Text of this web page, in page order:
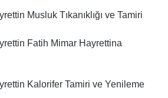
Musluk Tıkanıklığı ve Tamiri
Fatih Mimar Hayrettina
Kalorifer Tamiri ve Yenileme